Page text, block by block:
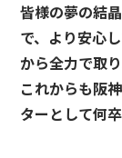
皆様の夢の結
で、より安心
から全力で取
これからも阪
ターとして何